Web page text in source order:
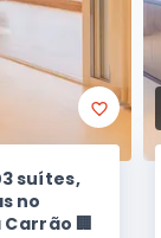
suítes,
no
🏢